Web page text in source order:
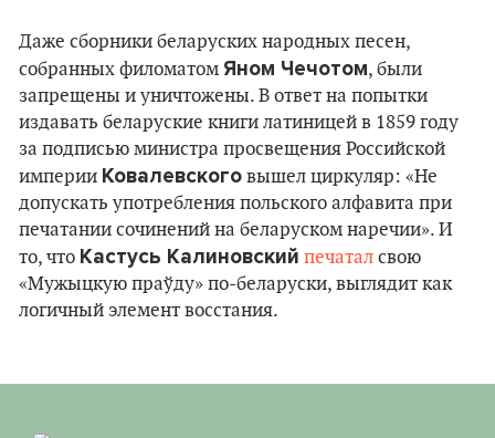
Даже сборники беларуских народных песен,
собранных филоматом Яном Чечотом, были
запрещены и уничтожены. В ответ на попытки
издавать беларуские книги латиницей в 1859 году
за подписью министра просвещения Российской
империи Ковалевского вышел циркуляр: «Не
допускать употребления польского алфавита при
печатании сочинений на беларуском наречии». И
то, что Кастусь Калиновский печатал свою
«Мужыцкую праўду» по-беларуски, выглядит как
логичный элемент восстания.